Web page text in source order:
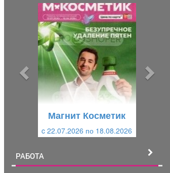
Магнит Косметик
c 22.07.2026 по 18.08.2026
РАБОТА